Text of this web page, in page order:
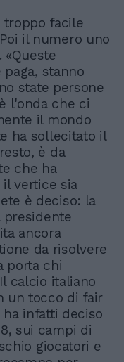
troppo facile
il numero uno
stanno
state persone
l'onda che ci
il mondo
ha sollecitato il
è da
che ha
vertice sia
è deciso: la
presidente
ancora
da risolvere
porta chi
calcio italiano
un tocco di fair
ha infatti deciso
sui campi di
giocatori e